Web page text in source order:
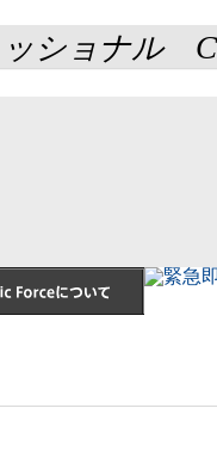
ショナル